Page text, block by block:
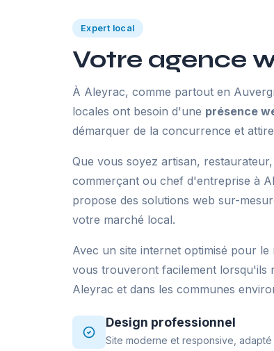
Expert local
Votre agence
À Aleyrac, comme partout en
locales ont besoin d'une présence
démarquer de la concurrence et
Que vous soyez artisan,
commerçant ou chef d'entreprise à
propose des solutions web sur-
votre marché local.
Avec un site internet optimisé pour
vous trouveront facilement lorsqu'ils
Aleyrac et dans les communes
Design professionnel
Site moderne et responsive,